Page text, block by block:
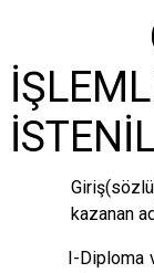
G)
kazanan
I-Diploma